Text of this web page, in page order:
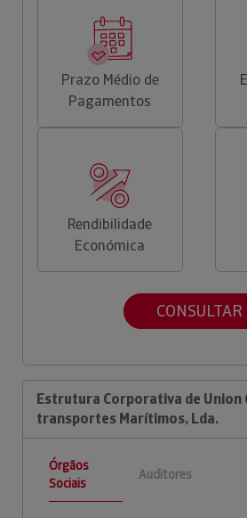
Prazo Médio de
Pagamentos
Rendibilidade
Económica
CONSULTAR
Estrutura Corporativa de Union
transportes Marítimos, Lda.
Órgãos
Sociais
Auditores